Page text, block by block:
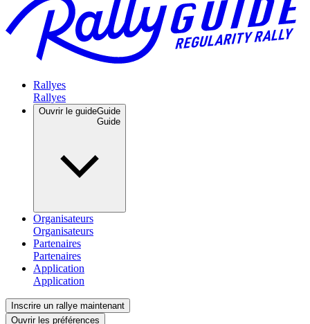
Rallyes
Ouvrir le guideGuide
Organisateurs
Partenaires
Application
Inscrire un rallye maintenant
Ouvrir les préférences